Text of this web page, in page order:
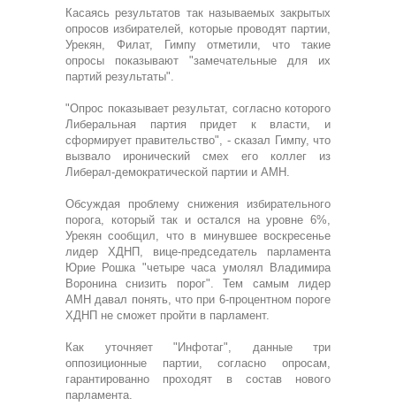
Касаясь результатов так называемых закрытых
опросов избирателей, которые проводят партии,
Урекян, Филат, Гимпу отметили, что такие
опросы показывают "замечательные для их
партий результаты".
"Опрос показывает результат, согласно которого
Либеральная партия придет к власти, и
сформирует правительство", - сказал Гимпу, что
вызвало иронический смех его коллег из
Либерал-демократической партии и АМН.
Обсуждая проблему снижения избирательного
порога, который так и остался на уровне 6%,
Урекян сообщил, что в минувшее воскресенье
лидер ХДНП, вице-председатель парламента
Юрие Рошка "четыре часа умолял Владимира
Воронина снизить порог". Тем самым лидер
АМН давал понять, что при 6-процентном пороге
ХДНП не сможет пройти в парламент.
Как уточняет "Инфотаг", данные три
оппозиционные партии, согласно опросам,
гарантированно проходят в состав нового
парламента.